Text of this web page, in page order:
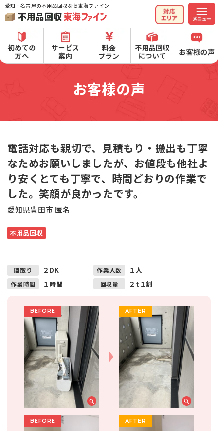
愛知・名古屋の不用品回収なら東海ファイン
お客様の声
電話対応も親切で、見積もり・搬出も丁寧
なためお願いしましたが、お値段も他社よ
り安くとても丁寧で、時間どおりの作業で
した。笑顔が良かったです。
愛知県豊田市 匿名
不用品回収
間取り ２DK 作業人数 １人
作業時間 １時間 回収量 ２t１割